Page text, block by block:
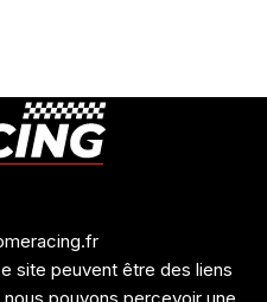
site peuvent être des liens